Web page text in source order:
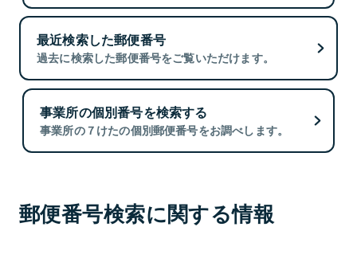
最近検索した郵便番号
過去に検索した郵便番号をご覧いただけます。
事業所の個別番号を検索する
事業所の７けたの個別郵便番号をお調べします。
郵便番号検索に関する情報